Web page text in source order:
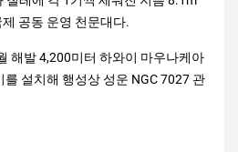
공동 운영 천문대다.
해발 4,200미터 하와이 마우나케아
설치해 행성상 성운 NGC 7027 관